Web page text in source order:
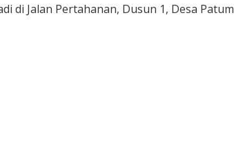
Jalan Pertahanan, Dusun 1, Desa